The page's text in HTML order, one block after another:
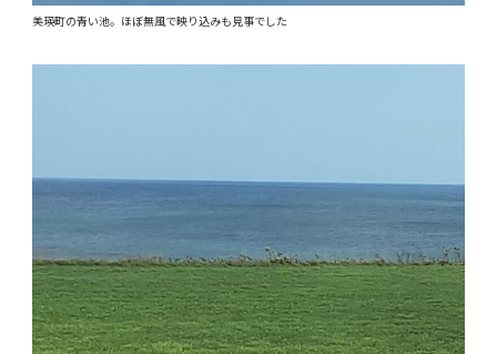
美瑛町の青い池。ほぼ無風で映り込みも見事でした